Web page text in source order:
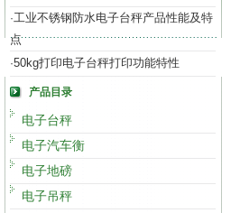
·工业不锈钢防水电子台秤产品性能及特
点
·50kg打印电子台秤打印功能特性
产品目录
电子台秤
电子汽车衡
电子地磅
电子吊秤